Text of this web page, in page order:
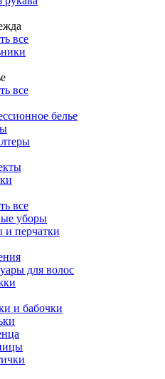
все
все
белье
все
уборы
перчатки
для волос
и бабочки